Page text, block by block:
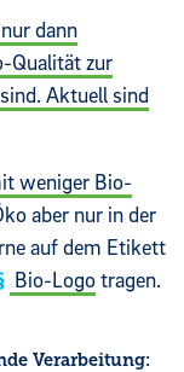
dann
Qualität zur
Aktuell sind
weniger Bio-
aber nur in der
auf dem Etikett
Bio-Logotragen.
Verarbeitung: